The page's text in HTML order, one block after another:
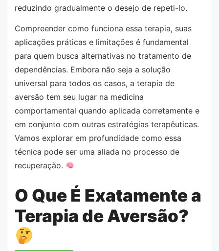
reduzindo gradualmente o desejo de repeti-lo.
Compreender como funciona essa terapia, suas
aplicações práticas e limitações é fundamental
para quem busca alternativas no tratamento de
dependências. Embora não seja a solução
universal para todos os casos, a terapia de
aversão tem seu lugar na medicina
comportamental quando aplicada corretamente e
em conjunto com outras estratégias terapêuticas.
Vamos explorar em profundidade como essa
técnica pode ser uma aliada no processo de
recuperação.
O Que É Exatamente a
Terapia de Aversão?